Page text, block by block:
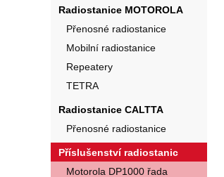
Radiostanice MOTOROLA
Přenosné radiostanice
Mobilní radiostanice
Repeatery
TETRA
Radiostanice CALTTA
Přenosné radiostanice
Příslušenství radiostanic
Motorola DP1000 řada